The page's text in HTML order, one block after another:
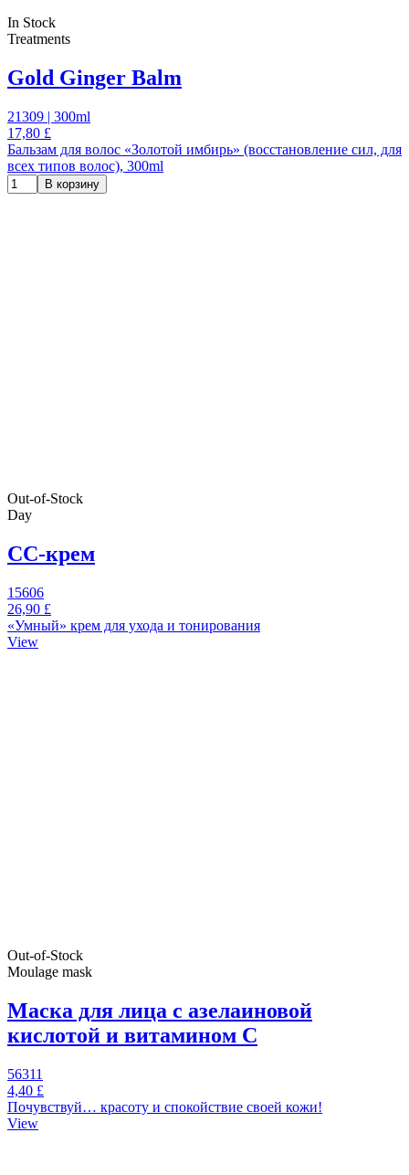
In Stock
Treatments
Gold Ginger Balm
21309 | 300ml
17,80 £
Бальзам для волос «Золотой имбирь» (восстановление сил, для
всех типов волос), 300ml
В корзину
Out-of-Stock
Day
СС-крем
15606
26,90 £
«Умный» крем для ухода и тонирования
View
Out-of-Stock
Moulage mask
Маска для лица с азелаиновой
кислотой и витамином С
56311
4,40 £
Почувствуй… красоту и спокойствие своей кожи!
View